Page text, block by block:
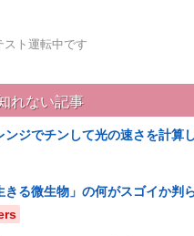
ト運転中です
れない記事
ンジでチンして光の速さを計算
きる微生物」の何がスゴイか判